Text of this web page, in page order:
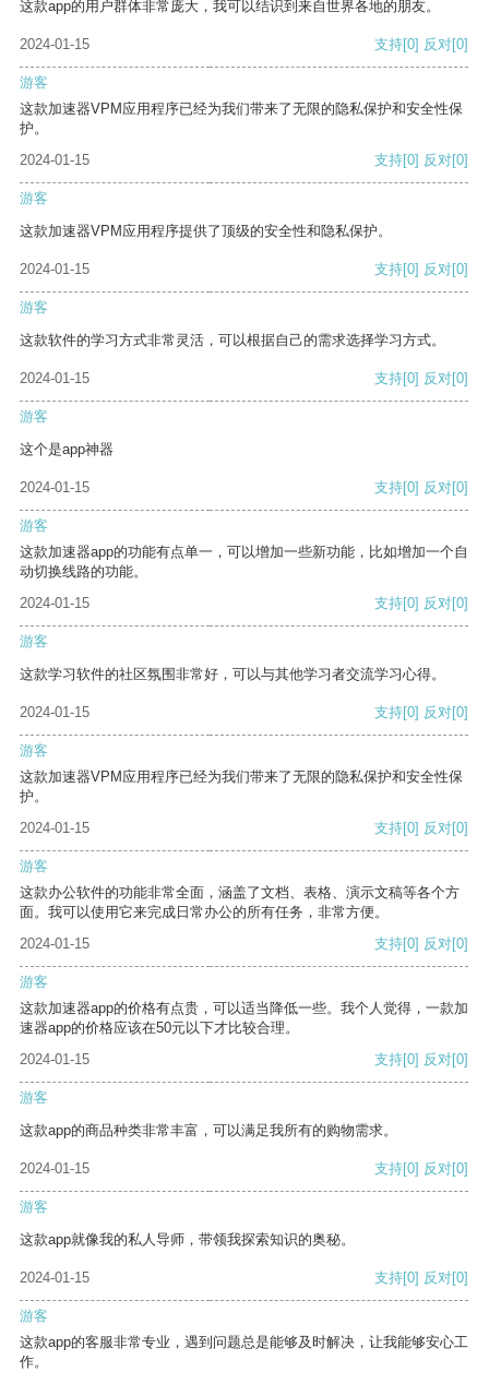
这款app的用户群体非常庞大，我可以结识到来自世界各地的朋友。
2024-01-15 支持[0] 反对[0]
游客
这款加速器VPM应用程序已经为我们带来了无限的隐私保护和安全性保
护。
2024-01-15
支持[0] 反对[0]
游客
这款加速器VPM应用程序提供了顶级的安全性和隐私保护。
2024-01-15 支持[0] 反对[0]
游客
这款软件的学习方式非常灵活，可以根据自己的需求选择学习方式。
2024-01-15 支持[0] 反对[0]
游客
这个是app神器
2024-01-15 支持[0] 反对[0]
游客
这款加速器app的功能有点单一，可以增加一些新功能，比如增加一个自
动切换线路的功能。
2024-01-15
支持[0] 反对[0]
游客
这款学习软件的社区氛围非常好，可以与其他学习者交流学习心得。
2024-01-15 支持[0] 反对[0]
游客
这款加速器VPM应用程序已经为我们带来了无限的隐私保护和安全性保
护。
2024-01-15
支持[0] 反对[0]
游客
这款办公软件的功能非常全面，涵盖了文档、表格、演示文稿等各个方
面。我可以使用它来完成日常办公的所有任务，非常方便。
2024-01-15
支持[0] 反对[0]
游客
这款加速器app的价格有点贵，可以适当降低一些。我个人觉得，一款加
速器app的价格应该在50元以下才比较合理。
2024-01-15
支持[0] 反对[0]
游客
这款app的商品种类非常丰富，可以满足我所有的购物需求。
2024-01-15 支持[0] 反对[0]
游客
这款app就像我的私人导师，带领我探索知识的奥秘。
2024-01-15 支持[0] 反对[0]
游客
这款app的客服非常专业，遇到问题总是能够及时解决，让我能够安心工
作。